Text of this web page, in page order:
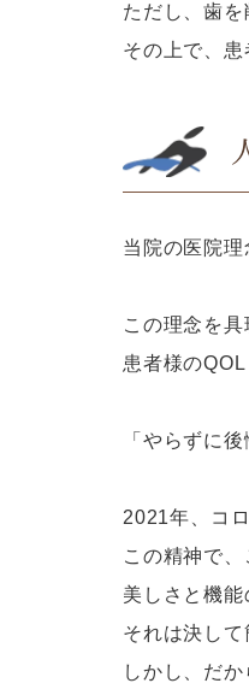
ただし、歯
その上で、
当院の医院理
この理念を
患者様の
「やらずに
2021年、コ
この精神で
美しさと機能
それは決して
しかし、だ